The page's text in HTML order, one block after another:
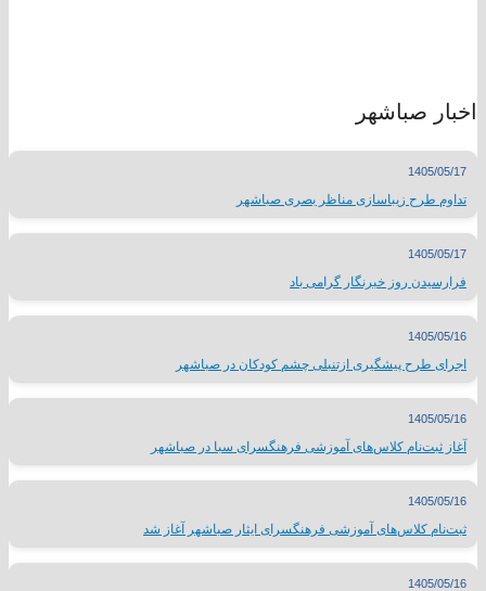
اخبار صباشهر
1405/05/17
تداوم طرح زیباسازی مناظر بصری صباشهر
1405/05/17
فرارسیدن روز خبرنگار گرامی باد
1405/05/16
اجرای طرح پیشگیری ازتنبلی چشم کودکان در صباشهر
1405/05/16
آغاز ثبت‌نام کلاس‌های آموزشی فرهنگسرای سبا در صباشهر
1405/05/16
ثبت‌نام کلاس‌های آموزشی فرهنگسرای ایثار صباشهر آغاز شد
1405/05/16